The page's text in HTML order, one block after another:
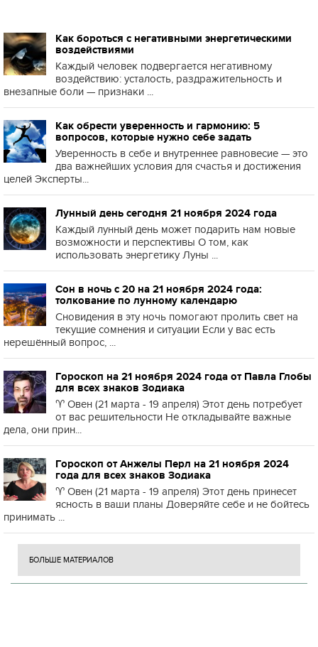
Как бороться с негативными энергетическими
воздействиями
Каждый человек подвергается негативному
воздействию: усталость, раздражительность и
внезапные боли — признаки ...
Как обрести уверенность и гармонию: 5
вопросов, которые нужно себе задать
Уверенность в себе и внутреннее равновесие — это
два важнейших условия для счастья и достижения
целей Эксперты...
Лунный день сегодня 21 ноября 2024 года
Каждый лунный день может подарить нам новые
возможности и перспективы О том, как
использовать энергетику Луны ...
Сон в ночь с 20 на 21 ноября 2024 года:
толкование по лунному календарю
Сновидения в эту ночь помогают пролить свет на
текущие сомнения и ситуации Если у вас есть
нерешённый вопрос, ...
Гороскоп на 21 ноября 2024 года от Павла Глобы
для всех знаков Зодиака
♈️ Овен (21 марта - 19 апреля) Этот день потребует
от вас решительности Не откладывайте важные
дела, они прин...
Гороскоп от Анжелы Перл на 21 ноября 2024
года для всех знаков Зодиака
♈️ Овен (21 марта - 19 апреля) Этот день принесет
ясность в ваши планы Доверяйте себе и не бойтесь
принимать ...
БОЛЬШЕ МАТЕРИАЛОВ